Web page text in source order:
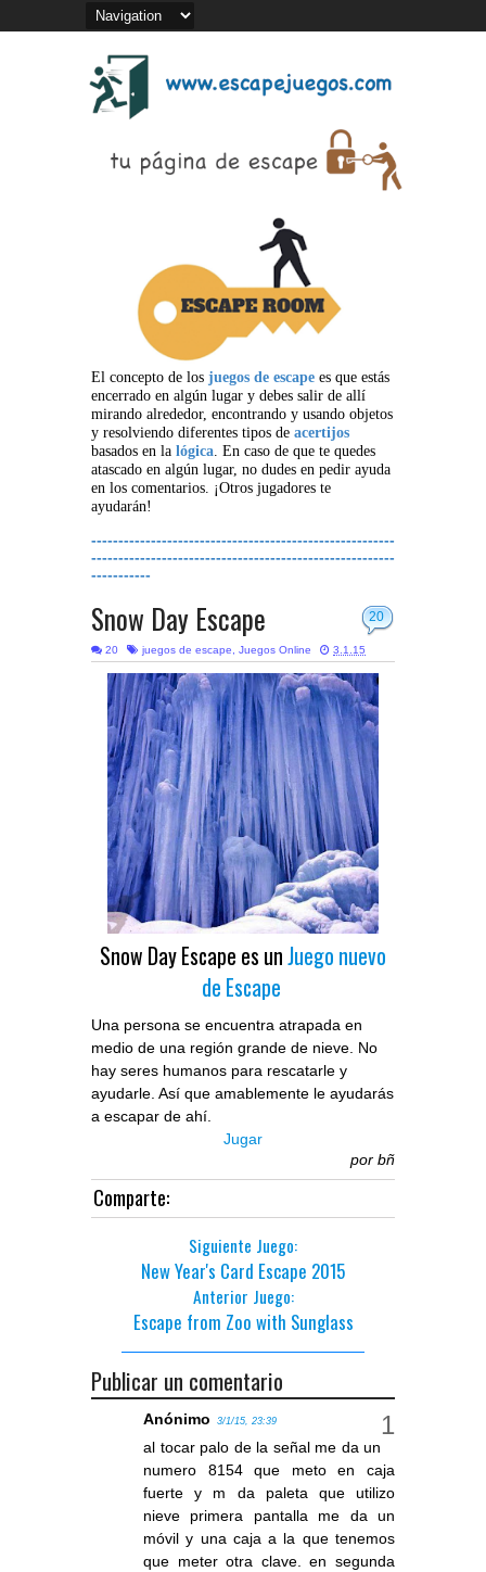
El concepto de los juegos de escape es que estás
encerrado en algún lugar y debes salir de allí
mirando alrededor, encontrando y usando objetos
y resolviendo diferentes tipos de acertijos
basados en la lógica. En caso de que te quedes
atascado en algún lugar, no dudes en pedir ayuda
en los comentarios. ¡Otros jugadores te
ayudarán!
--------------------------------------------------------
--------------------------------------------------------
-----------
20
Snow Day Escape
20 juegos de escape, Juegos Online 3.1.15
Snow Day Escape es unJuego nuevo
de Escape
Una persona se encuentra atrapada en
medio de una región grande de nieve. No
hay seres humanos para rescatarle y
ayudarle. Así que amablemente le ayudarás
a escapar de ahí.
Jugar
por bñ
Comparte:
Siguiente Juego:
New Year's Card Escape 2015
Anterior Juego:
Escape from Zoo with Sunglass
Publicar un comentario
Anónimo 3/1/15, 23:39
al tocar palo de la señal me da un
numero 8154 que meto en caja
fuerte y m da paleta que utilizo
nieve primera pantalla me da un
móvil y una caja a la que tenemos
que meter otra clave. en segunda